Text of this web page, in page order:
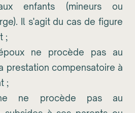
enfants (mineurs ou
Il s'agit du cas de figure
;
ne procède pas au
prestation compensatoire à
;
ne procède pas au